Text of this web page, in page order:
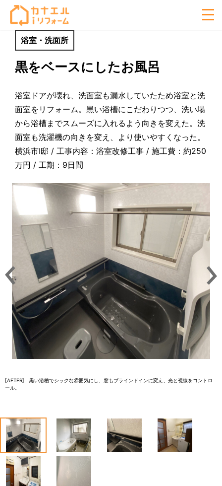
浴室・洗面所
黒をベースにしたお風呂
浴室ドアが壊れ、洗面室も漏水していたため浴室と洗
面室をリフォーム。黒い浴槽にこだわりつつ、洗い場
から浴槽までスムーズに入れるよう向きを変えた。洗
面室も洗濯機の向きを変え、より使いやすくなった。
横浜市I邸 / 工事内容：浴室改修工事 / 施工費：約250
万円 / 工期：9日間
[AFTER] 黒い浴槽でシックな雰囲気にし、窓もブラインドインに変え、光と視線をコントロ
ール。
1 2 4
5